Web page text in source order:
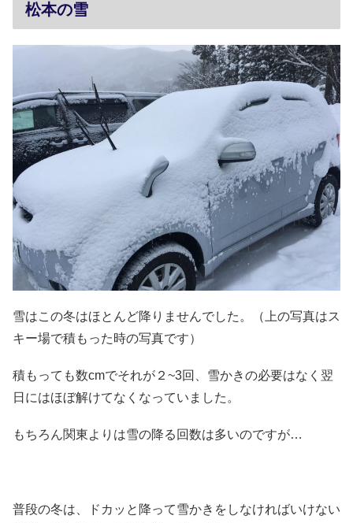
松本の雪
雪はこの冬はほとんど降りませんでした。（上の写真はス
キー場で積もった時の写真です）
積もっても数cmでそれが２~3回、雪かきの必要はなく翌
日にはほぼ解けてなくなっていました。
もちろん関東よりは雪の降る回数は多いのですが…
普段の冬は、ドカッと降って雪かきをしなければいけない